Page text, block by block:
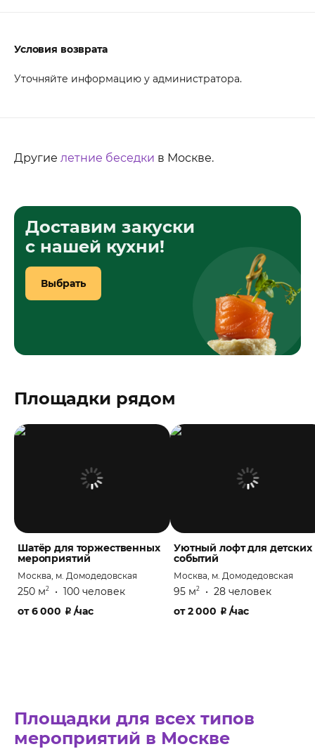
Условия возврата
Уточняйте информацию у администратора.
Другие летние беседки в Москве.
Доставим закуски
с нашей кухни!
Выбрать
Площадки рядом
Шатёр для торжественных
мероприятий
Москва, м. Домодедовская
250 м2 • 100 человек
от6 000 ₽ /час
Уютный лофт для детских
событий
Москва, м. Домодедовская
95 м2 • 28 человек
от2 000 ₽ /час
Площадки для всех типов
мероприятий в Москве